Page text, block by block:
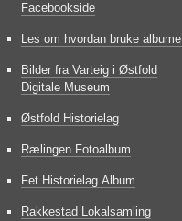
Facebookside
Les om hvordan bruke
Bilder fra Varteig i Østfold
Digitale Museum
Østfold Historielag
Rælingen Fotoalbum
Fet Historielag Album
Rakkestad Lokalsamling